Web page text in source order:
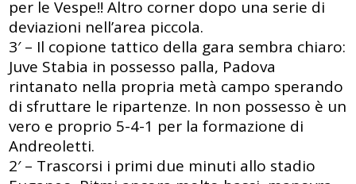
per le Vespe!! Altro corner dopo una serie di
deviazioni nell’area piccola.
3′ – Il copione tattico della gara sembra chiaro:
Juve Stabia in possesso palla, Padova
rintanato nella propria metà campo sperando
di sfruttare le ripartenze. In non possesso è un
vero e proprio 5-4-1 per la formazione di
Andreoletti.
2′ – Trascorsi i primi due minuti allo stadio